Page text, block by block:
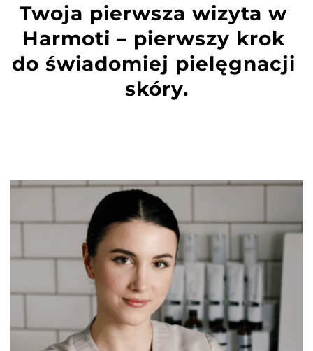
Twoja pierwsza wizyta w
Harmoti – pierwszy krok
do świadomiej pielęgnacji
skóry.